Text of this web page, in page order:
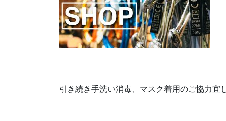
引き続き手洗い消毒、マスク着用のご協力宜